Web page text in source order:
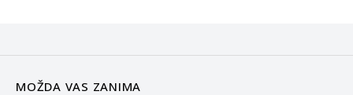
MOŽDA VAS ZANIMA